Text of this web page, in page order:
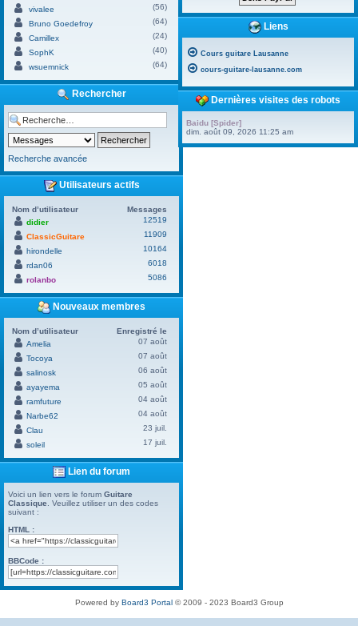
vivalee
(56)
Bruno Goedefroy
(64)
Camillex
(24)
SophK
(40)
wsuemnick
(64)
Rechercher
Recherche avancée
Utilisateurs actifs
Nom d’utilisateur
Messages
didier
12519
ClassicGuitare
11909
hirondelle
10164
rdan06
6018
rolanbo
5086
Nouveaux membres
Nom d’utilisateur
Enregistré le
Amelia
07 août
Tocoya
07 août
salinosk
06 août
ayayema
05 août
ramfuture
04 août
Narbe62
04 août
Clau
23 juil.
soleil
17 juil.
Lien du forum
Voici un lien vers le forum Guitare
Classique . Veuillez utiliser un des codes
suivant :
HTML :
BBCode :
Liens
Cours guitare Lausanne
cours-guitare-lausanne.com
Dernières visites des robots
Baidu [Spider]
dim. août 09, 2026 11:25 am
Powered by Board3 Portal© 2009 - 2023 Board3 Group